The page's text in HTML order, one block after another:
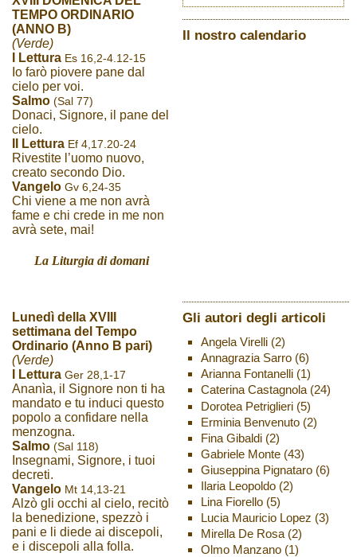
TEMPO ORDINARIO
(ANNO B)
(Verde)
I Lettura Es 16,2-4.12-15
Io farò piovere pane dal
cielo per voi.
Salmo (Sal 77)
Donaci, Signore, il pane del
cielo.
II Lettura Ef 4,17.20-24
Rivestite l’uomo nuovo,
creato secondo Dio.
Vangelo Gv 6,24-35
Chi viene a me non avrà
fame e chi crede in me non
avrà sete, mai!
La Liturgia di domani
Lunedì della XVIII
settimana del Tempo
Ordinario (Anno B pari)
(Verde)
I Lettura Ger 28,1-17
Ananìa, il Signore non ti ha
mandato e tu induci questo
popolo a confidare nella
menzogna.
Salmo (Sal 118)
Insegnami, Signore, i tuoi
decreti.
Vangelo Mt 14,13-21
Alzò gli occhi al cielo, recitò
la benedizione, spezzò i
pani e li diede ai discepoli,
e i discepoli alla folla.
Il nostro calendario
Gli autori degli articoli
Angela Virelli(2)
Annagrazia Sarro(6)
Arianna Fontanelli(1)
Caterina Castagnola(24)
Dorotea Petriglieri(5)
Erminia Benvenuto(2)
Fina Gibaldi(2)
Gabriele Monte(43)
Giuseppina Pignataro(6)
Ilaria Leopoldo(2)
Lina Fiorello(5)
Lucia Mauricio Lopez (3)
Mirella De Rosa(2)
Olmo Manzano(1)